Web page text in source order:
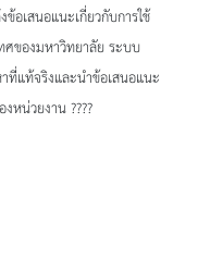
อเสนอแนะเกี่ยวกับการใช้
ศของมหาวิทยาลัย ระบบ
ที่แท้จริงและนำข้อเสนอแนะ
หน่วยงาน ????